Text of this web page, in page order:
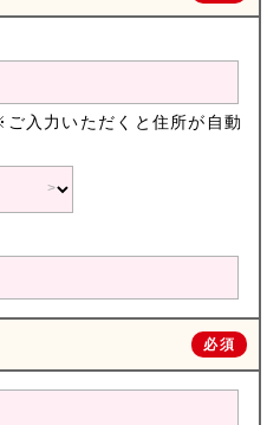
入力いただくと住所が自動
必須